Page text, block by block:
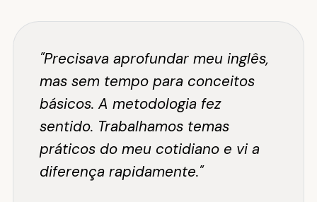
"Precisava aprofundar meu inglês,
mas sem tempo para conceitos
básicos. A metodologia fez
sentido. Trabalhamos temas
práticos do meu cotidiano e vi a
diferença rapidamente."